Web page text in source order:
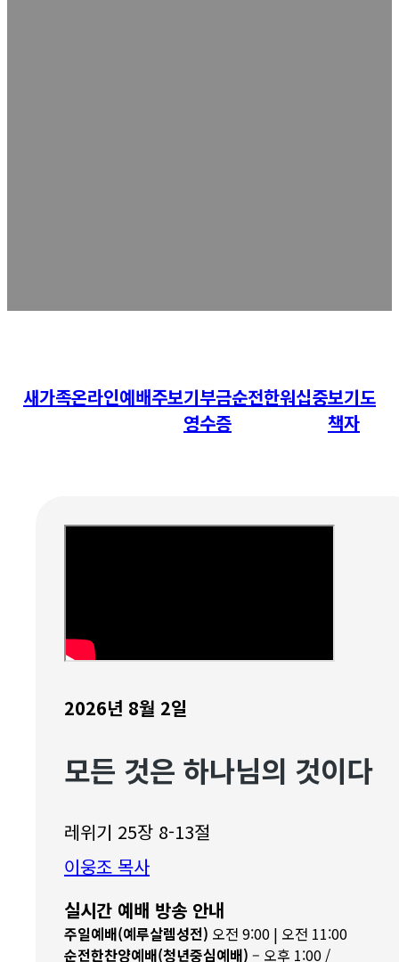
새가족온라인예배주보기부금
영수증
순전한워십중보기도
책자
2026년 8월 2일
모든 것은 하나님의 것이다
레위기 25장 8-13절
이웅조 목사
실시간 예배 방송 안내
주일예배(예루살렘성전) 오전 9:00 | 오전 11:00
순전한찬양예배(청년중심예배) – 오후 1:00 /